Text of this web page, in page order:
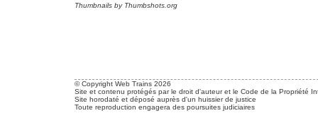
Thumbnails by Thumbshots.org
© Copyright Web Trains 2026
Site et contenu protégés par le droit d'auteur et le Code de la Propriété
Site horodaté et déposé auprès d'un huissier de justice
Toute reproduction engagera des poursuites judiciaires